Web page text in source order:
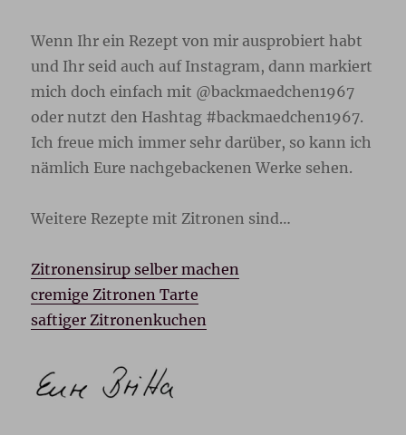
Wenn Ihr ein Rezept von mir ausprobiert habt
und Ihr seid auch auf Instagram, dann markiert
mich doch einfach mit @backmaedchen1967
oder nutzt den Hashtag #backmaedchen1967.
Ich freue mich immer sehr darüber, so kann ich
nämlich Eure nachgebackenen Werke sehen.
Weitere Rezepte mit Zitronen sind…
Zitronensirup selber machen
cremige Zitronen Tarte
saftiger Zitronenkuchen